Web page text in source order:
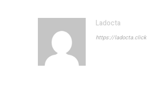
Ladocta
https://ladocta.click